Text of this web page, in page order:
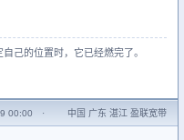
己的位置时，它已经燃完了。
00:00 · 中国 广东 湛江 盈联宽带